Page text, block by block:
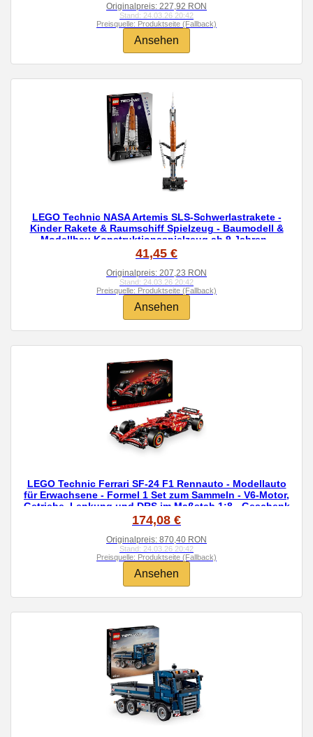
Originalpreis: 227,92 RON
Stand: 24.03.26 20:42
Preisquelle: Produktseite (Fallback)
Ansehen
LEGO Technic NASA Artemis SLS-Schwerlastrakete -
Kinder Rakete & Raumschiff Spielzeug - Baumodell &
Modellbau Konstruktionsspielzeug ab 9 Jahren -
Geschenk für Jungen und Mädchen - 42221
41,45 €
Originalpreis: 207,23 RON
Stand: 24.03.26 20:42
Preisquelle: Produktseite (Fallback)
Ansehen
LEGO Technic Ferrari SF-24 F1 Rennauto - Modellauto
für Erwachsene - Formel 1 Set zum Sammeln - V6-Motor,
Getriebe, Lenkung und DRS im Maßstab 1:8 - Geschenk
für Fans von Motorsport & Rennwagen 42207
174,08 €
Originalpreis: 870,40 RON
Stand: 24.03.26 20:42
Preisquelle: Produktseite (Fallback)
Ansehen